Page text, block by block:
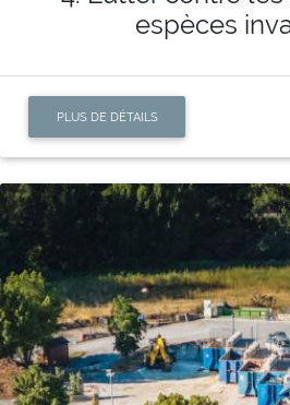
espèces
PLUS DE DÉTAILS